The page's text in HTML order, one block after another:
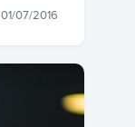
01/07/2016